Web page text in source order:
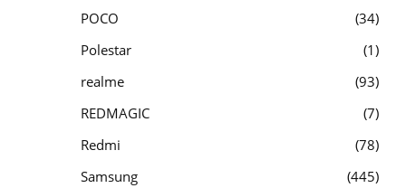
POCO
34
Polestar
1
realme
93
REDMAGIC
7
Redmi
78
Samsung
445